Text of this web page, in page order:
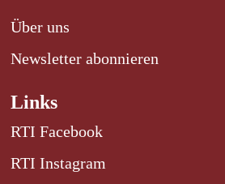
Über uns
Newsletter abonnieren
Links
RTI Facebook
RTI Instagram